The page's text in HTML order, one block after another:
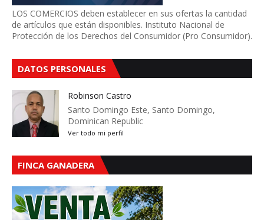
LOS COMERCIOS deben establecer en sus ofertas la cantidad
de artículos que están disponibles. Instituto Nacional de
Protección de los Derechos del Consumidor (Pro Consumidor).
DATOS PERSONALES
Robinson Castro
Santo Domingo Este, Santo Domingo,
Dominican Republic
Ver todo mi perfil
FINCA GANADERA